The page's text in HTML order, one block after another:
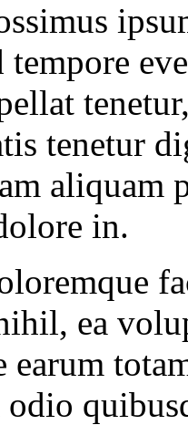
tenetur
aliquam
in.
ea
earum